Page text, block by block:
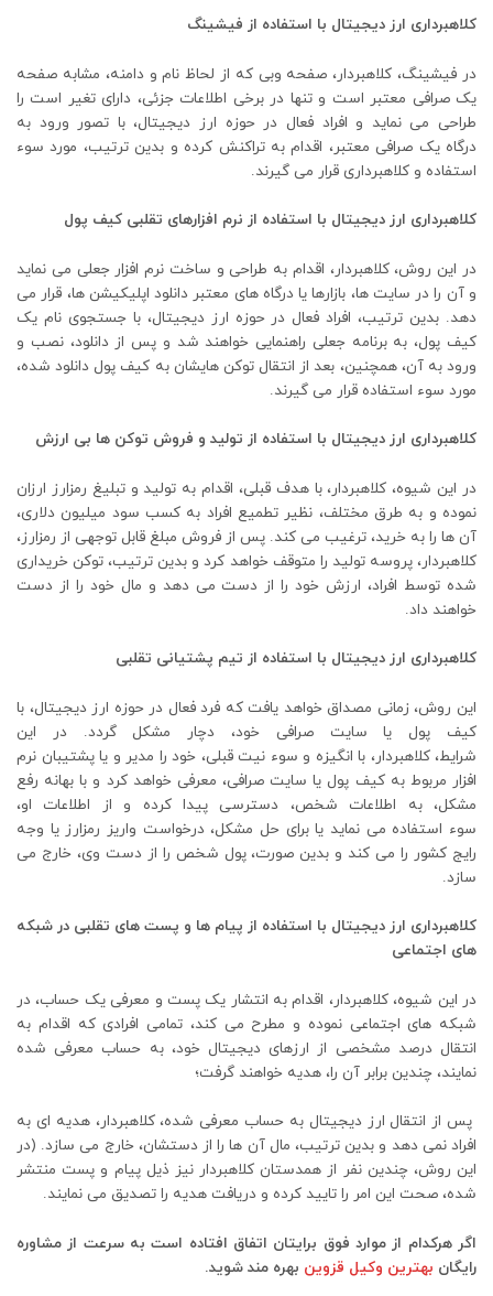
کلاهبرداری ارز دیجیتال با استفاده از فیشینگ
در فیشینگ، کلاهبردار، صفحه وبی که از لحاظ نام و دامنه، مشابه صفحه
یک صرافی معتبر است و تنها در برخی اطلاعات جزئی، دارای تغیر است را
طراحی می نماید و افراد فعال در حوزه ارز دیجیتال، با تصور ورود به
درگاه یک صرافی معتبر، اقدام به تراکنش کرده و بدین ترتیب، مورد سوء
استفاده و کلاهبرداری قرار می گیرند.
کلاهبرداری ارز دیجیتال با استفاده از نرم‌ افزارهای تقلبی کیف پول
در این روش، کلاهبردار، اقدام به طراحی و ساخت نرم‌ افزار جعلی می نماید
و آن را در سایت ها، بازارها یا درگاه های معتبر دانلود اپلیکیشن ها، قرار می
دهد. بدین ترتیب، افراد فعال در حوزه ارز دیجیتال، با جستجوی نام یک
کیف پول، به برنامه جعلی راهنمایی خواهند شد و پس از دانلود، نصب و
ورود به آن، همچنین، بعد از انتقال توکن هایشان به کیف پول دانلود شده،
مورد سوء استفاده قرار می گیرند.
کلاهبرداری ارز دیجیتال با استفاده از تولید و فروش توکن ها بی ارزش
در این شیوه، کلاهبردار، با هدف قبلی، اقدام به تولید و تبلیغ رمزارز ارزان
نموده و به طرق مختلف، نظیر تطمیع افراد به کسب سود میلیون دلاری،
آن ها را به خرید، ترغیب می کند. پس از فروش مبلغ قابل توجهی از رمزارز،
کلاهبردار، پروسه تولید را متوقف خواهد کرد و بدین ترتیب، توکن خریداری
شده توسط افراد، ارزش خود را از دست می دهد و مال خود را از دست
خواهند داد.
کلاهبرداری ارز دیجیتال با استفاده از تیم پشتیانی تقلبی
این روش، زمانی مصداق خواهد یافت که فرد فعال در حوزه ارز دیجیتال، با
کیف پول یا سایت صرافی خود، دچار مشکل گردد. در این
شرایط، کلاهبردار، با انگیزه و سوء نیت قبلی، خود را مدیر و یا پشتیبان نرم
افزار مربوط به کیف پول یا سایت صرافی، معرفی خواهد کرد و با بهانه رفع
مشکل، به اطلاعات شخص، دسترسی پیدا کرده و از اطلاعات او،
سوء استفاده می نماید یا برای حل مشکل، درخواست واریز رمزارز یا وجه
رایج کشور را می کند و بدین صورت، پول شخص را از دست وی، خارج می
سازد.
کلاهبرداری ارز دیجیتال با استفاده از پیام ها و پست‌ های تقلبی در شبکه‌
های اجتماعی
در این شیوه، کلاهبردار، اقدام به انتشار یک پست و معرفی یک حساب، در
شبکه های اجتماعی نموده و مطرح می کند، تمامی افرادی که اقدام به
انتقال درصد مشخصی از ارزهای دیجیتال خود، به حساب معرفی شده
نمایند، چندین برابر آن را، هدیه خواهند گرفت؛
پس از انتقال ارز دیجیتال به حساب معرفی شده، کلاهبردار، هدیه ای به
افراد نمی دهد و بدین ترتیب، مال آن ها را از دستشان، خارج می سازد. (در
این روش، چندین نفر از همدستان کلاهبردار نیز ذیل پیام و پست منتشر
شده، صحت این امر را تایید کرده و دریافت هدیه را تصدیق می نمایند.
اگر هرکدام از موارد فوق برایتان اتفاق افتاده است به سرعت از مشاوره
رایگان بهترین وکیل قزوین بهره مند شوید.